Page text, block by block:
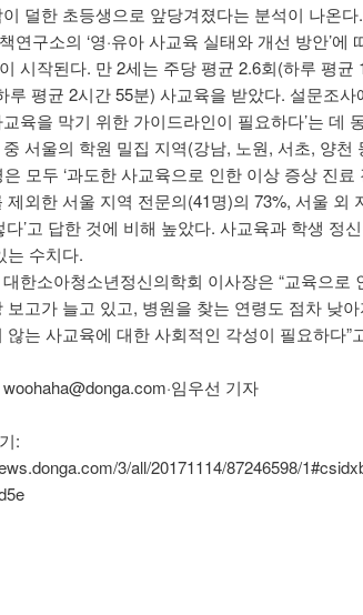
덜한 초등생으로 앞당겨졌다는 분석이 나온다.
연구소의 ‘영·유아 사교육 실태와 개선 방안’에
시작된다. 만 2세는 주당 평균 2.6회(하루 평균
루 평균 2시간 55분) 사교육을 받았다. 설문조사
육을 막기 위한 가이드라인이 필요하다’는 데
서울의 학원 밀집 지역(강남, 노원, 서초, 양천
은 모두 ‘과도한 사교육으로 인한 이상 증상 진료
제외한 서울 지역 전문의(41명)의 73%, 서울 외
다’고 답한 것에 비해 높았다. 사교육과 학생 정
는 수치다.
한소아청소년정신의학회 이사장은 “교육으로
보고가 늘고 있고, 병원을 찾는 연령도 점차 낮아
않는 사교육에 대한 사회적인 각성이 필요하다”
임우선 기자
:
3/all/20171114/87246598/